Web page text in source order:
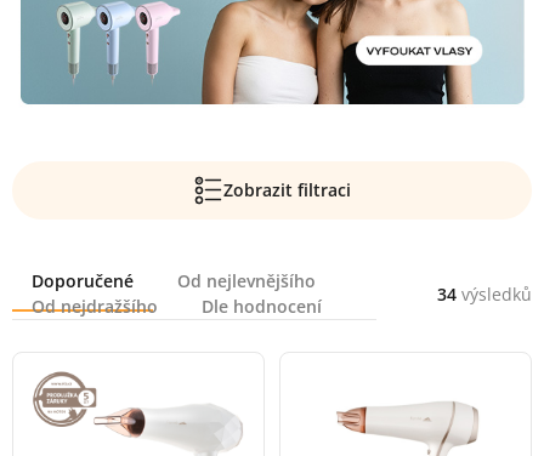
Zobrazit filtraci
Řazení
Doporučené
Od nejlevnějšího
Od nejdražšího
Dle hodnocení
34 výsledků